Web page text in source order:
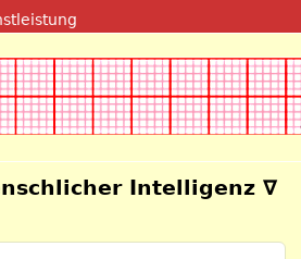
Inhalt
Intelligenz ∇